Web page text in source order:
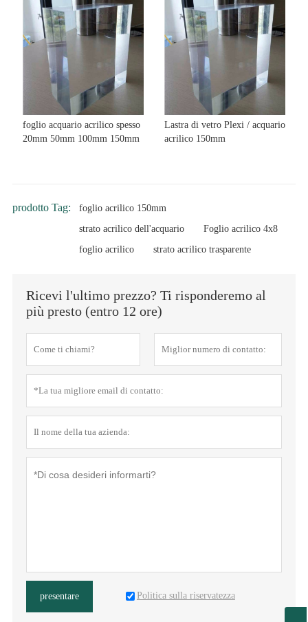
foglio acquario acrilico spesso
20mm 50mm 100mm 150mm
Lastra di vetro Plexi / acquario
acrilico 150mm
prodotto Tag:
foglio acrilico 150mm
strato acrilico dell'acquario
Foglio acrilico 4x8
foglio acrilico
strato acrilico trasparente
Ricevi l'ultimo prezzo? Ti risponderemo al
più presto (entro 12 ore)
presentare Politica sulla riservatezza